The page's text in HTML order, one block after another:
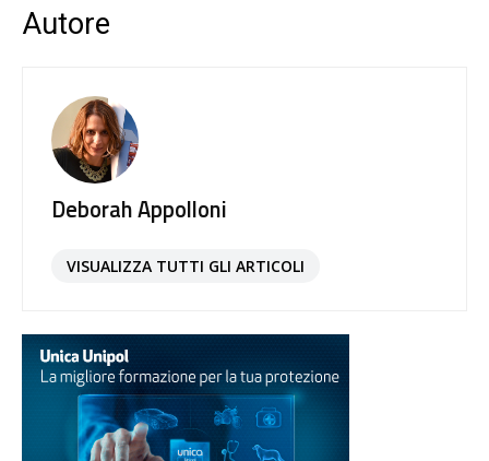
Autore
Deborah Appolloni
VISUALIZZA TUTTI GLI ARTICOLI